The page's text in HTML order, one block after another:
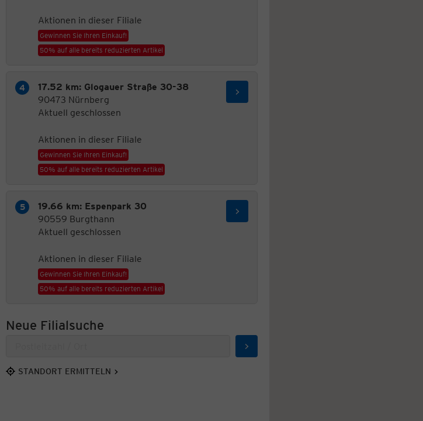
Aktionen in dieser Filiale
Gewinnen Sie Ihren Einkauf!
50% auf alle bereits reduzierten Artikel
17.52 km: Glogauer Straße 30-38
90473 Nürnberg
Aktuell geschlossen
Aktionen in dieser Filiale
Gewinnen Sie Ihren Einkauf!
50% auf alle bereits reduzierten Artikel
19.66 km: Espenpark 30
90559 Burgthann
Aktuell geschlossen
Aktionen in dieser Filiale
Gewinnen Sie Ihren Einkauf!
50% auf alle bereits reduzierten Artikel
Neue Filialsuche
Suchen
STANDORT ERMITTELN